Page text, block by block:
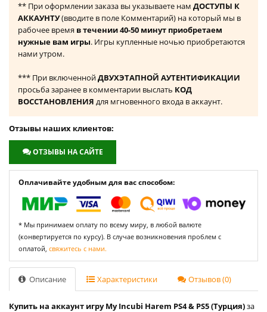
** При оформлении заказа вы указываете нам ДОСТУПЫ К
АККАУНТУ(вводите в поле Комментарий) на который мы в
рабочее время в течении 40-50 минут приобретаем
нужные вам игры. Игры купленные ночью приобретаются
нами утром.
*** При включеннойДВУХЭТАПНОЙ АУТЕНТИФИКАЦИИ
просьба заранее в комментарии выслать КОД
ВОССТАНОВЛЕНИЯ для мгновенного входа в аккаунт.
Отзывы наших клиентов:
ОТЗЫВЫ НА САЙТЕ
Оплачивайте удобным для вас способом:
* Мы принимаем оплату по всему миру, в любой валюте
(конвертируется по курсу). В случае возникновения проблем с
оплатой, свяжитесь с нами.
Описание Характеристики Отзывов (0)
Купить на аккаунт игру My Incubi Harem PS4 & PS5 (Турция)за